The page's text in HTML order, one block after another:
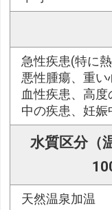
急性疾患(特に
悪性腫瘍、重い
血性疾患、高
中の疾患、妊
水質区分（
天然温泉加温